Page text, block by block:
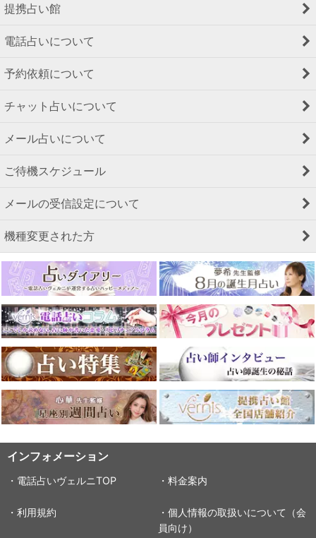
提携占い館
電話占いについて
予約依頼について
チャット占いについて
メール占いについて
ご待機スケジュール
メールの受信設定について
機種変更された方
インフォメーション
・電話占いヴェルニTOP ・料金案内
・利用規約
・個人情報の取扱いについて（会
員向け）